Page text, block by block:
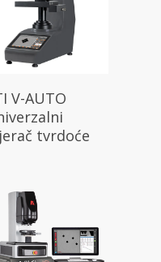
Pročitaj Više
V-AUTO
tvrdoće